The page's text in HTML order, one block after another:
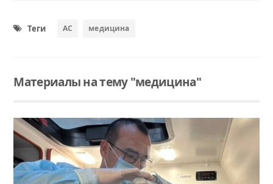
Теги АС медицина
Материалы на тему "медицина"